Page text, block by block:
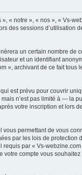
« notre », « nos », « Vs-
des sessions d’utilisation
un certain nombre de
et un identifiant
», archivant de ce fait tous
est prévu pour couvrir
n’est pas limité à — la
votre inscription et lors
permettant de vous
par les lois de
par « Vs-
compte vous